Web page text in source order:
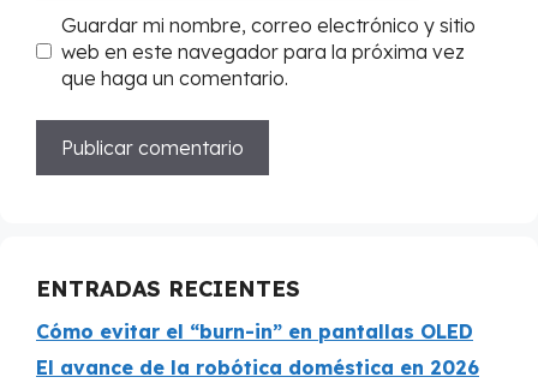
Guardar mi nombre, correo electrónico y sitio
web en este navegador para la próxima vez
que haga un comentario.
ENTRADAS RECIENTES
Cómo evitar el “burn-in” en pantallas OLED
El avance de la robótica doméstica en 2026